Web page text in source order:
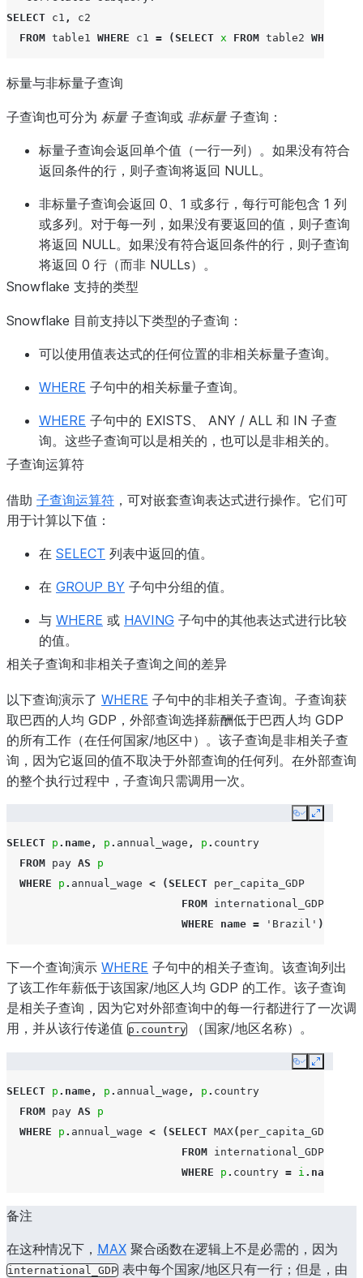
SELECT c1 ,
c2
FROM table1 WHERE c1 = (SELECT x FROM table2 WHERE
标量与非标量子查询
子查询也可分为 标量子查询或 非标量子查询：
标量子查询会返回单个值（一行一列）。如果没有符合
返回条件的行，则子查询将返回 NULL。
非标量子查询会返回 0、1 或多行，每行可能包含 1 列
或多列。对于每一列，如果没有要返回的值，则子查询
将返回 NULL。如果没有符合返回条件的行，则子查询
将返回 0 行（而非 NULLs）。
Snowflake 支持的类型
Snowflake 目前支持以下类型的子查询：
可以使用值表达式的任何位置的非相关标量子查询。
WHERE 子句中的相关标量子查询。
WHERE 子句中的 EXISTS、 ANY / ALL 和 IN 子查
询。这些子查询可以是相关的，也可以是非相关的。
子查询运算符
借助 子查询运算符 ，可对嵌套查询表达式进行操作。它们可
用于计算以下值：
在 SELECT 列表中返回的值。
在 GROUP BY 子句中分组的值。
与 WHERE 或 HAVING 子句中的其他表达式进行比较
的值。
相关子查询和非相关子查询之间的差异
以下查询演示了 WHERE 子句中的非相关子查询。子查询获
取巴西的人均 GDP，外部查询选择薪酬低于巴西人均 GDP
的所有工作（在任何国家/地区中）。该子查询是非相关子查
询，因为它返回的值不取决于外部查询的任何列。在外部查询
的整个执行过程中，子查询只需调用一次。
CopyExpand
SELECT p . name , p . annual_wage , p . country
FROM pay AS
p
WHERE
p . annual_wage < (SELECT per_capita_GDP
FROM international_GDP
WHERE
name = 'Brazil' );
下一个查询演示 WHERE 子句中的相关子查询。该查询列出
了该工作年薪低于该国家/地区人均 GDP 的工作。该子查询
是相关子查询，因为它对外部查询中的每一行都进行了一次调
用，并从该行传递值 p.country （国家/地区名称）。
CopyExpand
SELECT p . name , p . annual_wage , p . country
FROM pay AS
p
WHERE
p . annual_wage < (SELECT MAX( per_capita_GDP
FROM international_GDP
WHERE
p . country = i . name
备注
在这种情况下， MAX 聚合函数在逻辑上不是必需的，因为
international_GDP 表中每个国家/地区只有一行；但是，由